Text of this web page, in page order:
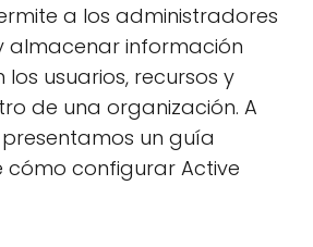
a los administradores
almacenar información
usuarios, recursos y
de una organización. A
un guía
configurar Active